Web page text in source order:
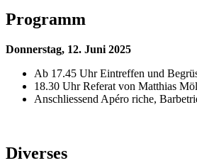
Programm
Donnerstag, 12. Juni 2025
Ab 17.45 Uhr Eintreffen und
18.30 Uhr Referat von Matthias
Anschliessend Apéro riche,
Diverses